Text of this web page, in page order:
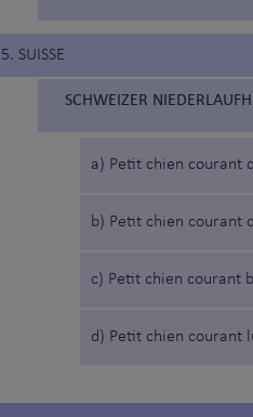
5. SUISSE
SCHWEIZER
a) Petit chien courant
b) Petit chien courant
c) Petit chien courant
d) Petit chien courant